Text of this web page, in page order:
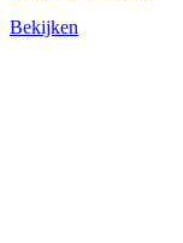
Bekijken